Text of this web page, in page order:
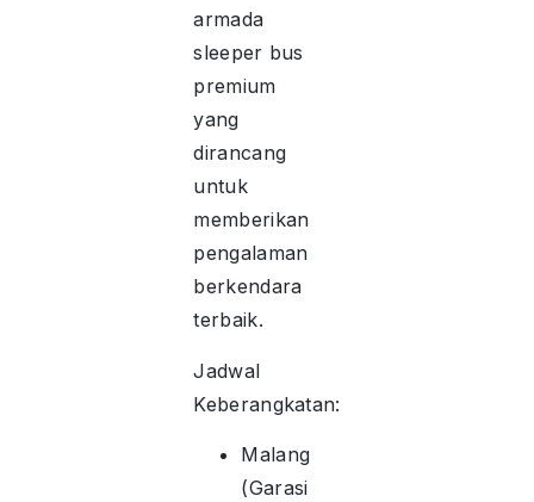
armada
sleeper bus
premium
yang
dirancang
untuk
memberikan
pengalaman
berkendara
terbaik.
Jadwal
Keberangkatan:
Malang
(Garasi